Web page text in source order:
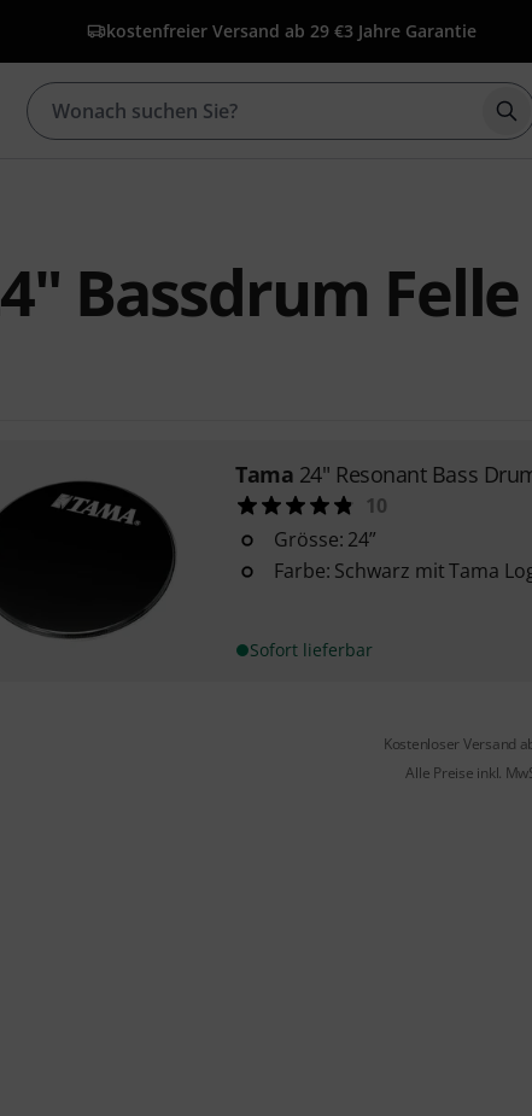
kostenfreier Versand ab 29 €3 Jahre Garantie
Bassdrum Felle
Tama 24" Resonant Bass
10
Grösse: 24”
Farbe: Schwarz mit Tama
Sofort lieferbar
Kostenloser Versand
Alle Preise inkl.